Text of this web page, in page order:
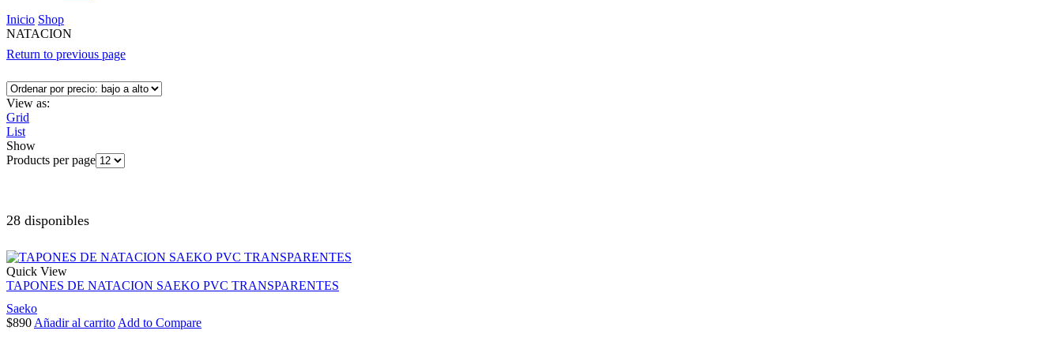
Inicio Shop
NATACION
Return to previous page
View as:
Grid
List
Show
Products per page
28 disponibles
Quick View
TAPONES DE NATACION SAEKO PVC TRANSPARENTES
Saeko
$890 Añadir al carrito Add to Compare